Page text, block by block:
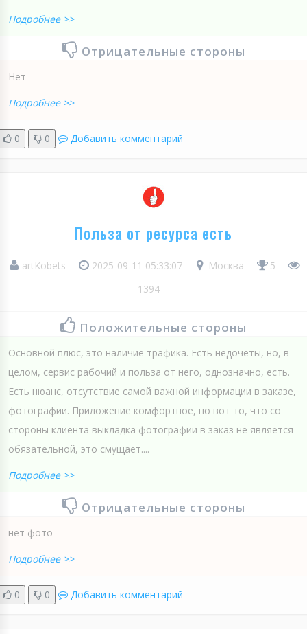
Подробнее >>
Отрицательные стороны
Нет
Подробнее >>
0 0 Добавить комментарий
Польза от ресурса есть
artKobets 2025-09-11 05:33:07 Москва
5
1394
Положительные стороны
Основной плюс, это наличие трафика. Есть недочёты, но, в
целом, сервис рабочий и польза от него, однозначно, есть.
Есть нюанс, отсутствие самой важной информации в заказе,
фотографии. Приложение комфортное, но вот то, что со
стороны клиента выкладка фотографии в заказ не является
обязательной, это смущает....
Подробнее >>
Отрицательные стороны
нет фото
Подробнее >>
0 0 Добавить комментарий